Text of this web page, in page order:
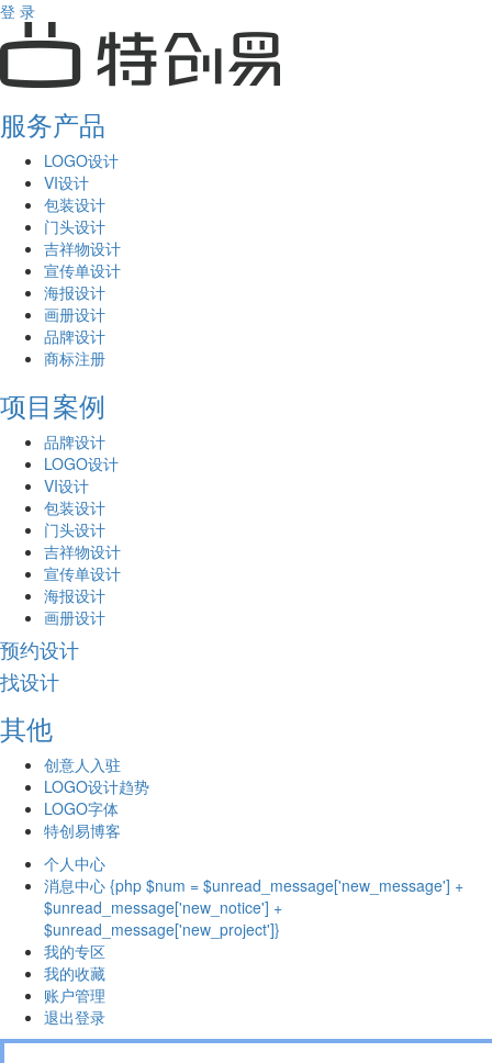
登 录
服务产品
LOGO设计
VI设计
包装设计
门头设计
吉祥物设计
宣传单设计
海报设计
画册设计
品牌设计
商标注册
项目案例
品牌设计
LOGO设计
VI设计
包装设计
门头设计
吉祥物设计
宣传单设计
海报设计
画册设计
预约设计
找设计
其他
创意人入驻
LOGO设计趋势
LOGO字体
特创易博客
个人中心
消息中心 {php $num = $unread_message['new_message'] +
$unread_message['new_notice'] +
$unread_message['new_project']}
我的专区
我的收藏
账户管理
退出登录